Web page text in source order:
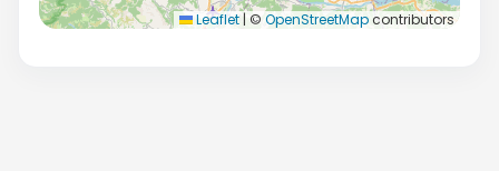
Leaflet | © OpenStreetMapcontributors